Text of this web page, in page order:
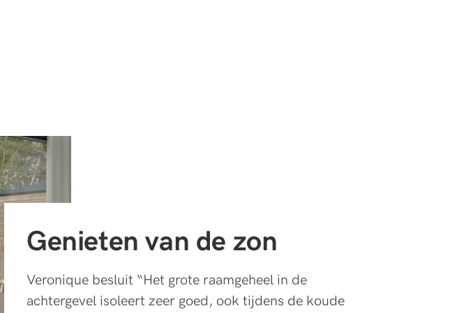
Genieten van de zon
Veronique besluit “Het grote raamgeheel in de
achtergevel isoleert zeer goed, ook tijdens de koude